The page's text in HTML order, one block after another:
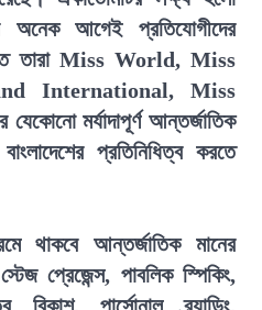
আগেই প্রতিযোগীদের
তারা Miss World, Miss
International, Miss
মর্যাদাপূর্ণ আন্তর্জাতিক
প্রতিনিধিত্ব করতে
থাকবে আন্তর্জাতিক মানের
প্রেজেন্স, পাবলিক স্পিকিং,